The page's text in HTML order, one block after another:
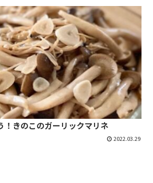
！きのこのガーリックマリネ
2022.03.29